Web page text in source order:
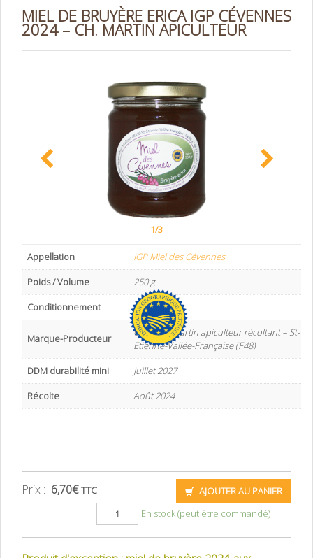
MIEL DE BRUYÈRE ERICA IGP CÉVENNES
2024 – CH. MARTIN APICULTEUR
1/3
Appellation
IGP Miel des Cévennes
Poids / Volume
250 g
Conditionnement
Pot de verre
Marque-Producteur
Christian Martin apiculteur récoltant – St-
Etienne-Vallée-Française (F48)
DDM durabilité mini
Juillet 2027
Récolte
Août 2024
Prix : 6,70€ TTC
AJOUTER AU PANIER
En stock (peut être commandé)